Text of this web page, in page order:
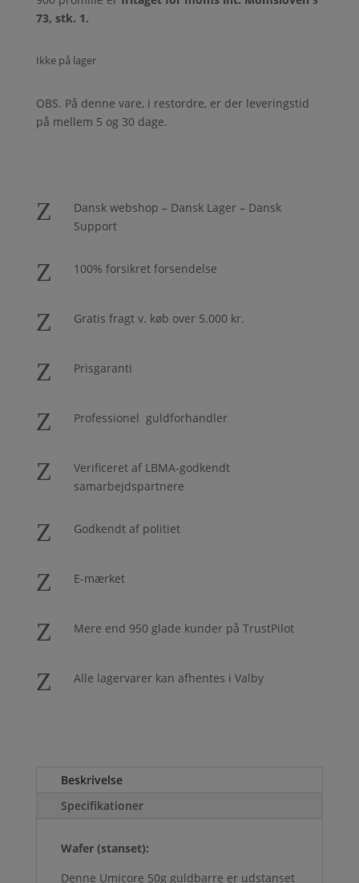
73, stk. 1.
Ikke på lager
OBS. På denne vare, i restordre, er der leveringstid
på mellem 5 og 30 dage.
Z
Dansk webshop – Dansk Lager – Dansk
Support
Z 100% forsikret forsendelse
Z Gratis fragt v. køb over 5.000 kr.
Z Prisgaranti
Z Professionel guldforhandler
Z
Verificeret af LBMA-godkendt
samarbejdspartnere
Z Godkendt af politiet
Z E-mærket
Z Mere end 950 glade kunder på TrustPilot
Z Alle lagervarer kan afhentes i Valby
Beskrivelse
Specifikationer
Wafer (stanset):
Denne Umicore 50g guldbarre er udstanset